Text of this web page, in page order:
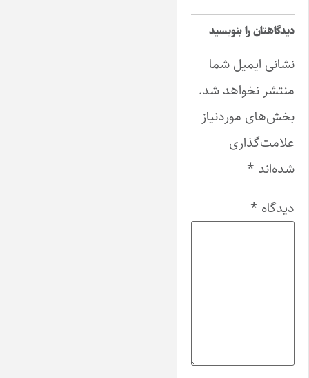
دیدگاهتان را بنویسید
نشانی ایمیل شما
منتشر نخواهد شد.
بخش‌های موردنیاز
علامت‌گذاری
شده‌اند *
دیدگاه *